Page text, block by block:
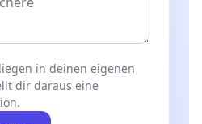
in deinen eigenen
dir daraus eine